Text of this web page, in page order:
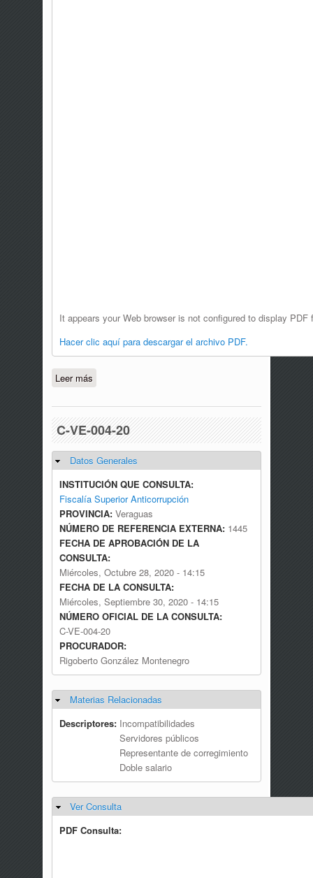
It appears your Web browser is not configured to display
Hacer clic aquí para descargar el archivo PDF.
Leer más
C-VE-004-20
Ocultar
Datos Generales
INSTITUCIÓN QUE CONSULTA:
Fiscalía Superior Anticorrupción
PROVINCIA: Veraguas
NÚMERO DE REFERENCIA EXTERNA: 1445
FECHA DE APROBACIÓN DE LA
CONSULTA:
Miércoles, Octubre 28, 2020 - 14:15
FECHA DE LA CONSULTA:
Miércoles, Septiembre 30, 2020 - 14:15
NÚMERO OFICIAL DE LA CONSULTA:
C-VE-004-20
PROCURADOR:
Rigoberto González Montenegro
Ocultar
Materias Relacionadas
Descriptores: Incompatibilidades
Servidores públicos
Representante de corregimiento
Doble salario
Ocultar
Ver Consulta
PDF Consulta: